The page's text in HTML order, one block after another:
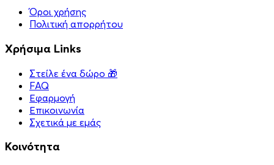
Όροι χρήσης
Πολιτική απορρήτου
Χρήσιμα Links
Στείλε ένα δώρο 🎁
FAQ
Εφαρμογή
Επικοινωνία
Σχετικά με εμάς
Κοινότητα